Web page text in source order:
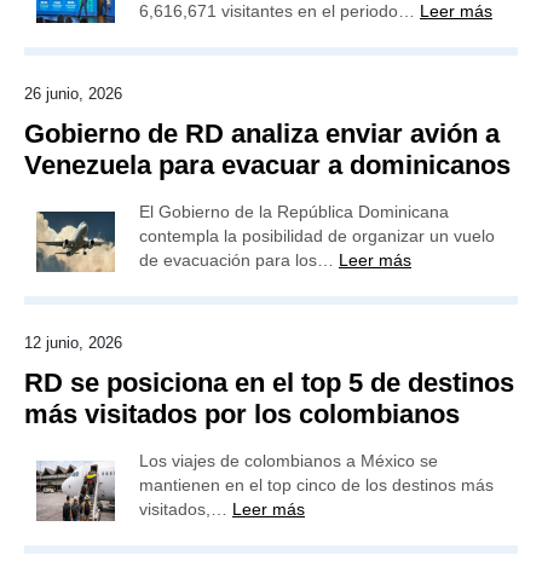
6,616,671 visitantes en el periodo… Leer más
26 junio, 2026
Gobierno de RD analiza enviar avión a
Venezuela para evacuar a dominicanos
El Gobierno de la República Dominicana
contempla la posibilidad de organizar un vuelo
de evacuación para los… Leer más
12 junio, 2026
RD se posiciona en el top 5 de destinos
más visitados por los colombianos
Los viajes de colombianos a México se
mantienen en el top cinco de los destinos más
visitados,… Leer más